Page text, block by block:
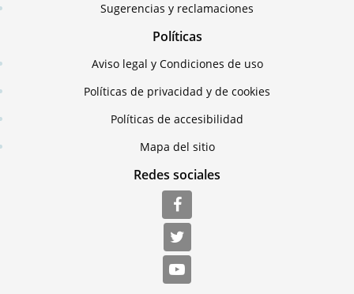
Sugerencias y reclamaciones
Políticas
Aviso legal y Condiciones de uso
Políticas de privacidad y de cookies
Políticas de accesibilidad
Mapa del sitio
Redes sociales